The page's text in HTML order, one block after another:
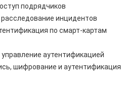
подрядчиков
инцидентов
по смарт-картам
аутентификацией
шифрование и аутентификация